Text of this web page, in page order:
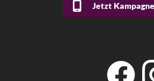
Jetzt